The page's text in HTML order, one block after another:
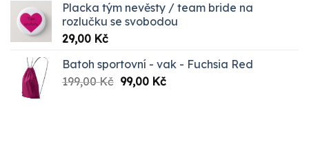
Placka tým nevěsty / team bride na
rozlučku se svobodou
29,00 Kč
Batoh sportovní - vak - Fuchsia Red
199,00Kč Původní
99,00 KčAktuální